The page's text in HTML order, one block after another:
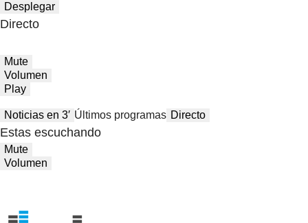
Desplegar
Directo
Mute
Volumen
Play
Noticias en 3′ Últimos programas Directo
Estas escuchando
Mute
Volumen